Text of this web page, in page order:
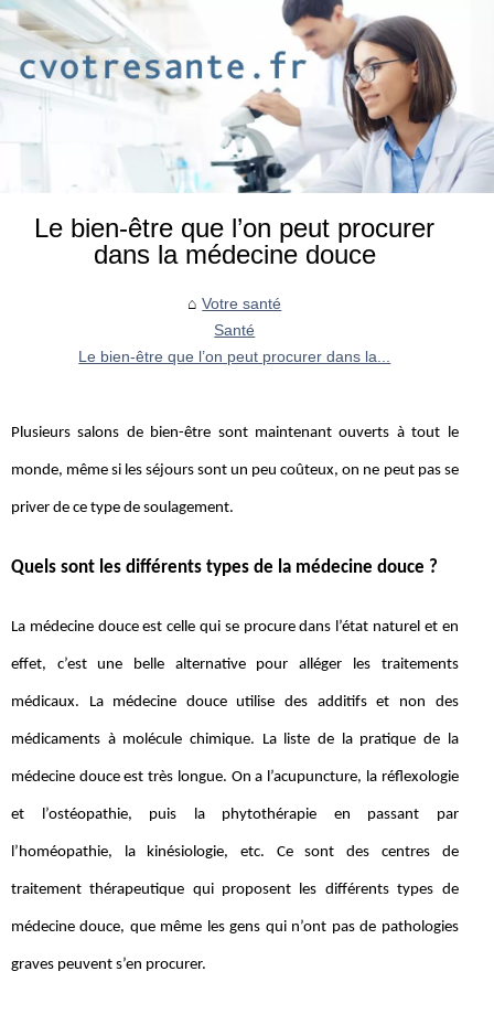
Le bien-être que l’on peut procurer
dans la médecine douce
Votre santé
Santé
Le bien-être que l’on peut procurer dans la...
Plusieurs salons de bien-être sont maintenant ouverts à tout le
monde, même si les séjours sont un peu coûteux, on ne peut pas se
priver de ce type de soulagement.
Quels sont les différents types de la médecine douce ?
La médecine douce est celle qui se procure dans l’état naturel et en
effet, c’est une belle alternative pour alléger les traitements
médicaux. La médecine douce utilise des additifs et non des
médicaments à molécule chimique. La liste de la pratique de la
médecine douce est très longue. On a l’acupuncture, la réflexologie
et l’ostéopathie, puis la phytothérapie en passant par
l’homéopathie, la kinésiologie, etc. Ce sont des centres de
traitement thérapeutique qui proposent les différents types de
médecine douce, que même les gens qui n’ont pas de pathologies
graves peuvent s’en procurer.